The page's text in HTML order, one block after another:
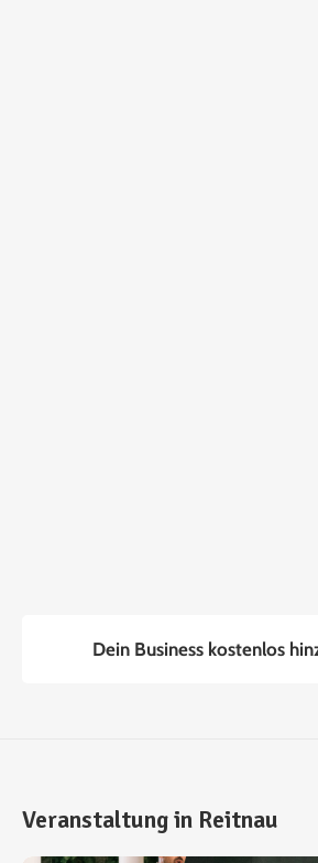
Dein Business kostenlos
Veranstaltung in Reitnau